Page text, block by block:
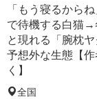
「もう寝るから
で待機する白猫→
と現れる「腕枕
予想外な生態【
く】
全国